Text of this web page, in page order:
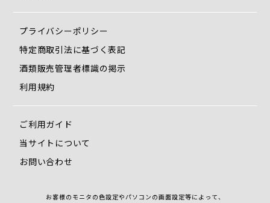
プライバシーポリシー
特定商取引法に基づく表記
酒類販売管理者標識の掲示
利用規約
ご利用ガイド
当サイトについて
お問い合わせ
お客様のモニタの色設定やパソコンの画面設定等によって、